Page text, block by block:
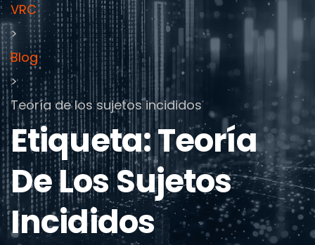
VRC
>
Blog
>
Teoría de los sujetos incididos
Etiqueta:Teoría
De Los Sujetos
Incididos